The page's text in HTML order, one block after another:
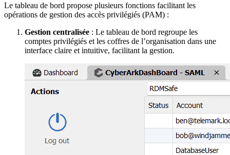
Le tableau de bord propose plusieurs fonctions facilitant les
opérations de gestion des accès privilégiés (PAM) :
Gestion centralisée : Le tableau de bord regroupe les
comptes privilégiés et les coffres de l’organisation dans une
interface claire et intuitive, facilitant la gestion.